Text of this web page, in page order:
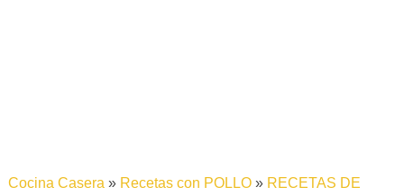
Cocina Casera» Recetas con POLLO» RECETAS DE